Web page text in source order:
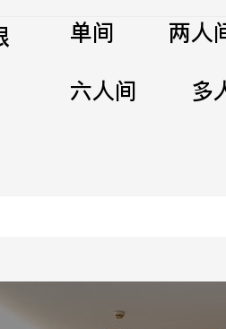
单间
两人
六人间
多